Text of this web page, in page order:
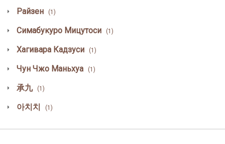
Райзен (1)
Симабукуро Мицутоси (1)
Хагивара Кадзуси (1)
Чун Чжо Маньхуа (1)
承九 (1)
아치치 (1)